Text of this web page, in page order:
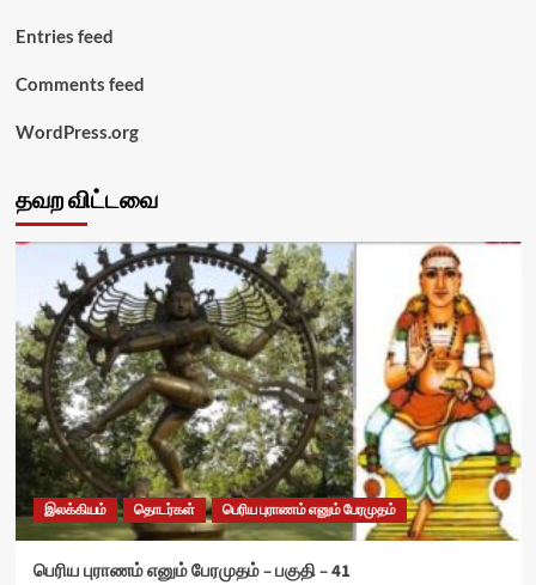
Entries feed
Comments feed
WordPress.org
தவற விட்டவை
இலக்கியம் தொடர்கள் பெரிய புராணம் எனும் பேரமுதம்
பெரிய புராணம் எனும் பேரமுதம் – பகுதி – 41